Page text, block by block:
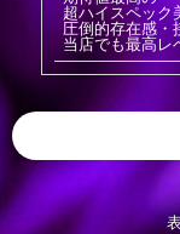
超ハイスペッ
圧倒的存在感・
当店でも最高レ